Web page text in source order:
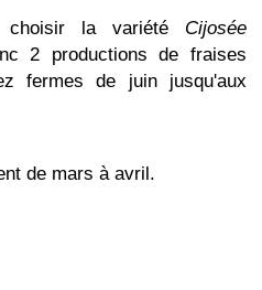
choisir la variété Cijosée
2 productions de fraises
fermes de juin jusqu'aux
de mars à avril.